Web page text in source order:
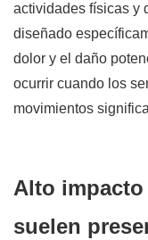
actividades físicas y
diseñado
dolor y el daño
ocurrir cuando los
movimientos
Alto impacto
suelen